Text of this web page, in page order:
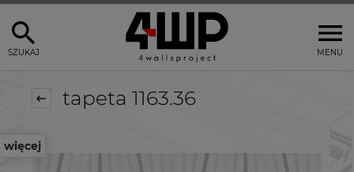
MENU
SZUKAJ
więcej
tapeta 1163.36